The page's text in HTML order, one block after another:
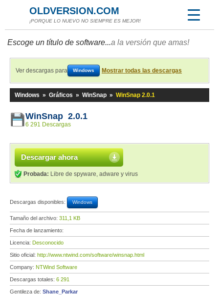
OLDVERSION.COM
¡PORQUE LO NUEVO NO SIEMPRE ES MEJOR!
Escoge un título de software...a la versión que amas!
Ver descargas para Windows Mostrar todas las descargas
Windows » Gráficos » WinSnap » WinSnap 2.0.1
WinSnap 2.0.1
6 291 Descargas
Descargar ahora
Probada: Libre de spyware, adware y virus
Descargas disponibles: Windows
Tamaño del archivo: 311,1 KB
Fecha de lanzamiento:
Licencia: Desconocido
Sitio oficial: http://www.ntwind.com/software/winsnap.html
Company: NTWind Software
Descargas totales: 6 291
Gentileza de: Shane_Parkar